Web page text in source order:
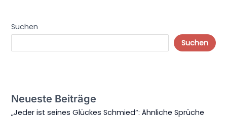
Suchen
Suchen
Neueste Beiträge
„Jeder ist seines Glückes Schmied“: Ähnliche Sprüche